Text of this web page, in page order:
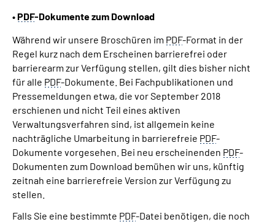
•PDF-Dokumente zum Download
Während wir unsere Broschüren im PDF-Format in der
Regel kurz nach dem Erscheinen barrierefrei oder
barrierearm zur Verfügung stellen, gilt dies bisher nicht
für alle PDF-Dokumente. Bei Fachpublikationen und
Pressemeldungen etwa, die vor September 2018
erschienen und nicht Teil eines aktiven
Verwaltungsverfahren sind, ist allgemein keine
nachträgliche Umarbeitung in barrierefreie PDF-
Dokumente vorgesehen. Bei neu erscheinenden PDF-
Dokumenten zum Download bemühen wir uns, künftig
zeitnah eine barrierefreie Version zur Verfügung zu
stellen.
Falls Sie eine bestimmte PDF-Datei benötigen, die noch